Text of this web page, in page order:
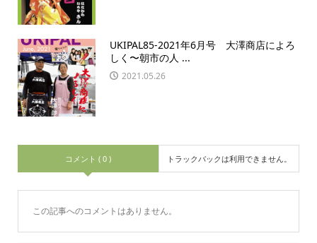
UKIPAL85-2021年6月号 大澤商店によろ
しく〜朝市の人 ...
2021.05.26
コメント ( 0 ) トラックバックは利用できません。
この記事へのコメントはありません。